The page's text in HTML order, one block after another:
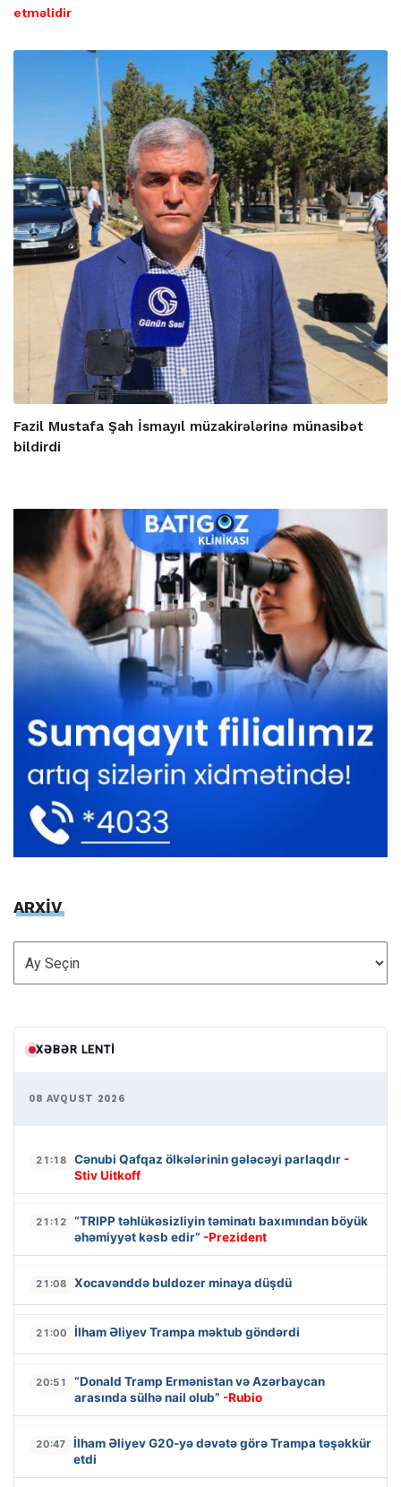
etməlidir
Fazil Mustafa Şah İsmayıl müzakirələrinə münasibət
bildirdi
ARXİV
ARXİV
XƏBƏR LENTI
08 AVQUST 2026
21:18 Cənubi Qafqaz ölkələrinin gələcəyi parlaqdır -
Stiv Uitkoff
21:12
“TRIPP təhlükəsizliyin təminatı baxımından böyük
əhəmiyyət kəsb edir” -Prezident
21:08 Xocavənddə buldozer minaya düşdü
21:00 İlham Əliyev Trampa məktub göndərdi
20:51
“Donald Tramp Ermənistan və Azərbaycan
arasında sülhə nail olub” -Rubio
20:47
İlham Əliyev G20-yə dəvətə görə Trampa təşəkkür
etdi